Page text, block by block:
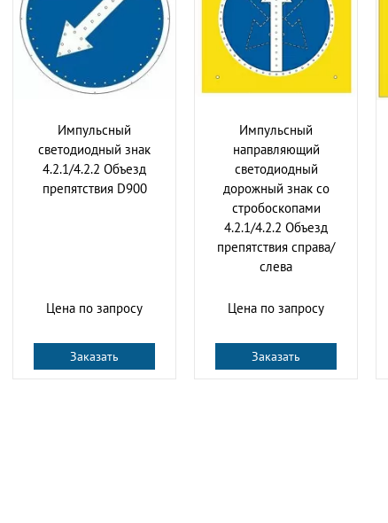
Импульсный
светодиодный знак
4.2.1/4.2.2 Объезд
препятствия D900
Цена по запросу
Заказать
Импульсный
направляющий
cветодиодный
дорожный знак со
стробоскопами
4.2.1/4.2.2 Объезд
препятствия справа/
слева
Цена по запросу
Заказать